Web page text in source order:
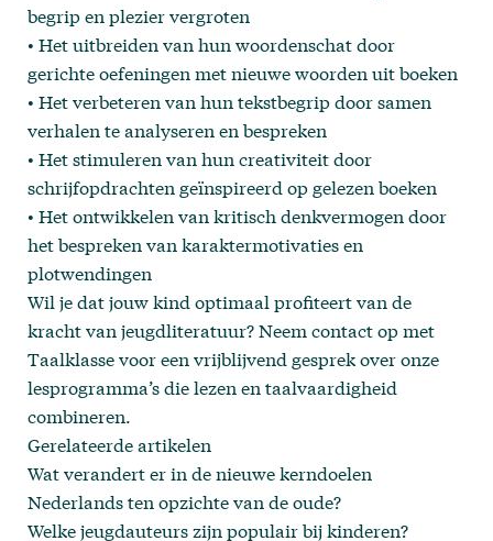
begrip en plezier vergroten
• Het uitbreiden van hun woordenschat door
gerichte oefeningen met nieuwe woorden uit boeken
• Het verbeteren van hun tekstbegrip door samen
verhalen te analyseren en bespreken
• Het stimuleren van hun creativiteit door
schrijfopdrachten geïnspireerd op gelezen boeken
• Het ontwikkelen van kritisch denkvermogen door
het bespreken van karaktermotivaties en
plotwendingen
Wil je dat jouw kind optimaal profiteert van de
kracht van jeugdliteratuur?Neem contact opmet
Taalklasse voor een vrijblijvend gesprek over onze
lesprogramma’s die lezen en taalvaardigheid
combineren.
Gerelateerde artikelen
Wat verandert er in de nieuwe kerndoelen
Nederlands ten opzichte van de oude?
Welke jeugdauteurs zijn populair bij kinderen?